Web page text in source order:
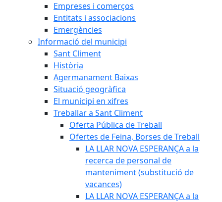
Empreses i comerços
Entitats i associacions
Emergències
Informació del municipi
Sant Climent
Història
Agermanament Baixas
Situació geogràfica
El municipi en xifres
Treballar a Sant Climent
Oferta Pública de Treball
Ofertes de Feina, Borses de Treball
LA LLAR NOVA ESPERANÇA a la
recerca de personal de
manteniment (substitució de
vacances)
LA LLAR NOVA ESPERANÇA a la